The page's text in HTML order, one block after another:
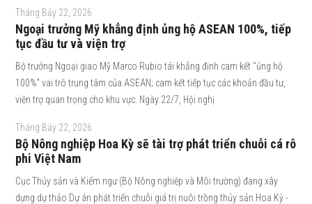
Tháng Bảy 22, 2026
Ngoại trưởng Mỹ khẳng định ủng hộ ASEAN 100%, tiếp
tục đầu tư và viện trợ
Bộ trưởng Ngoại giao Mỹ Marco Rubio tái khẳng định cam kết “ủng hộ
100%” vai trò trung tâm của ASEAN; cam kết tiếp tục các khoản đầu tư,
viện trợ quan trọng cho khu vực. Ngày 22/7, Hội nghị
Tháng Bảy 22, 2026
Bộ Nông nghiệp Hoa Kỳ sẽ tài trợ phát triển chuỗi cá rô
phi Việt Nam
Cục Thủy sản và Kiểm ngư (Bộ Nông nghiệp và Môi trường) đang xây
dựng dự thảo Dự án phát triển chuỗi giá trị nuôi trồng thủy sản Hoa Kỳ -